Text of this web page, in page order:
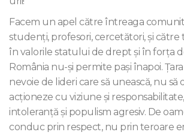
Facem un apel către întreaga
studenți, profesori, cercetători, și către
în valorile statului de drept și în forța
România nu-și permite pași înapoi.
nevoie de lideri care să unească, nu să
acționeze cu viziune și
intoleranță și populism agresiv. De
conduc prin respect, nu prin teroare